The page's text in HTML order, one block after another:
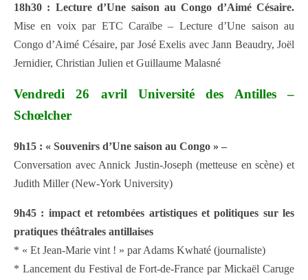
18h30 : Lecture d’Une saison au Congo d’Aimé Césaire.
Mise en voix par ETC Caraïbe – Lecture d’Une saison au
Congo d’Aimé Césaire, par José Exelis avec Jann Beaudry, Joël
Jernidier, Christian Julien et Guillaume Malasné
Vendredi 26 avril Université des Antilles –
Schœlcher
9h15 : « Souvenirs d’Une saison au Congo » –
Conversation avec Annick Justin-Joseph (metteuse en scène) et
Judith Miller (New-York University)
9h45 : impact et retombées artistiques et politiques sur les
pratiques théâtrales antillaises
* « Et Jean-Marie vint ! » par Adams Kwhaté (journaliste)
* Lancement du Festival de Fort-de-France par Mickaël Caruge